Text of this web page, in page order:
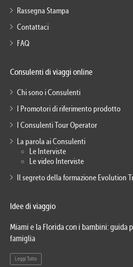
Rassegna Stampa
Contattaci
FAQ
Consulenti di viaggi online
Chi sono i Consulenti
I Promotori di riferimento prodotto
I Consulenti Tour Operator
La parola ai Consulenti
Le Interviste
Le video Interviste
Il segreto della formazione Evolution
Idee di viaggio
Miami e la Florida con i bambini: guida
famiglia
Leggi Tutto